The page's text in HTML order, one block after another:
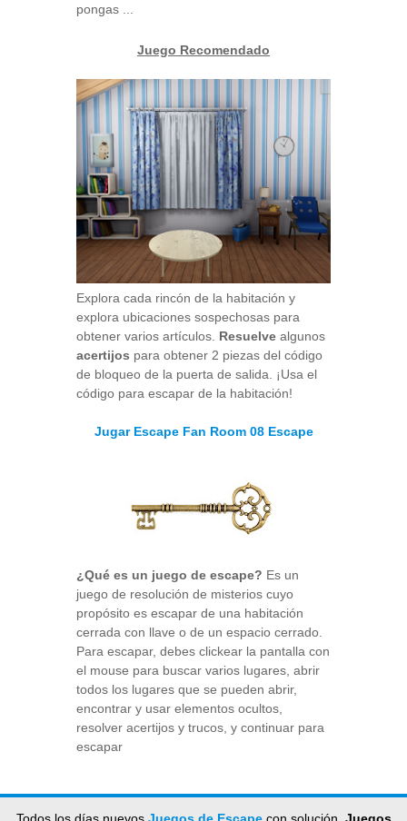
pongas ...
Juego Recomendado
Explora cada rincón de la habitación y
explora ubicaciones sospechosas para
obtener varios artículos. Resuelve algunos
acertijos para obtener 2 piezas del código
de bloqueo de la puerta de salida. ¡Usa el
código para escapar de la habitación!
Jugar Escape Fan Room 08 Escape
¿Qué es un juego de escape? Es un
juego de resolución de misterios cuyo
propósito es escapar de una habitación
cerrada con llave o de un espacio cerrado.
Para escapar, debes clickear la pantalla con
el mouse para buscar varios lugares, abrir
todos los lugares que se pueden abrir,
encontrar y usar elementos ocultos,
resolver acertijos y trucos, y continuar para
escapar